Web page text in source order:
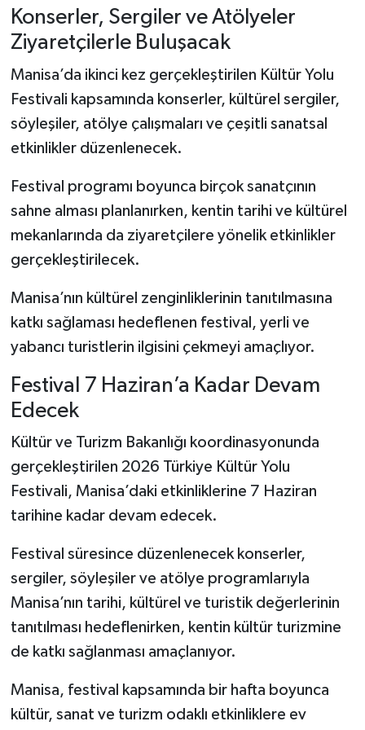
Konserler, Sergiler ve Atölyeler
Ziyaretçilerle Buluşacak
Manisa’da ikinci kez gerçekleştirilen Kültür Yolu
Festivali kapsamında konserler, kültürel sergiler,
söyleşiler, atölye çalışmaları ve çeşitli sanatsal
etkinlikler düzenlenecek.
Festival programı boyunca birçok sanatçının
sahne alması planlanırken, kentin tarihi ve kültürel
mekanlarında da ziyaretçilere yönelik etkinlikler
gerçekleştirilecek.
Manisa’nın kültürel zenginliklerinin tanıtılmasına
katkı sağlaması hedeflenen festival, yerli ve
yabancı turistlerin ilgisini çekmeyi amaçlıyor.
Festival 7 Haziran’a Kadar Devam
Edecek
Kültür ve Turizm Bakanlığı koordinasyonunda
gerçekleştirilen 2026 Türkiye Kültür Yolu
Festivali, Manisa’daki etkinliklerine 7 Haziran
tarihine kadar devam edecek.
Festival süresince düzenlenecek konserler,
sergiler, söyleşiler ve atölye programlarıyla
Manisa’nın tarihi, kültürel ve turistik değerlerinin
tanıtılması hedeflenirken, kentin kültür turizmine
de katkı sağlanması amaçlanıyor.
Manisa, festival kapsamında bir hafta boyunca
kültür, sanat ve turizm odaklı etkinliklere ev